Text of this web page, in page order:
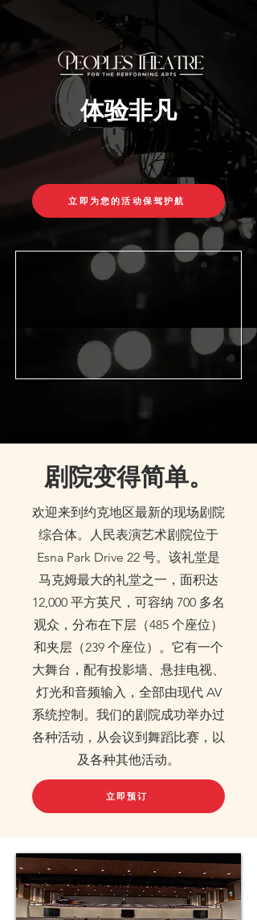
体验非凡
立即为您的活动保驾护航
剧院变得简单。
欢迎来到约克地区最新的现场剧院
综合体。人民表演艺术剧院位于
Esna Park Drive 22 号。该礼堂是
马克姆最大的礼堂之一，面积达
12,000 平方英尺，可容纳 700 多名
观众，分布在下层（485 个座位）
和夹层（239 个座位）。它有一个
大舞台，配有投影墙、悬挂电视、
灯光和音频输入，全部由现代 AV
系统控制。我们的剧院成功举办过
各种活动，从会议到舞蹈比赛，以
及各种其他活动。
立即预订